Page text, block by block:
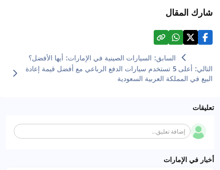
شارك المقال
السابق: السيارات الصينية في الإمارات: أيها الأفضل؟
التالي:
أعلى 5 تستخدم سيارات الدفع الرباعي مع أفضل قيمة إعادة
البيع في المملكة العربية السعودية
تعليقات
إضافة تعليق...
أخبار في الإمارات